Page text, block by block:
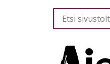
Etsi
sivustolta